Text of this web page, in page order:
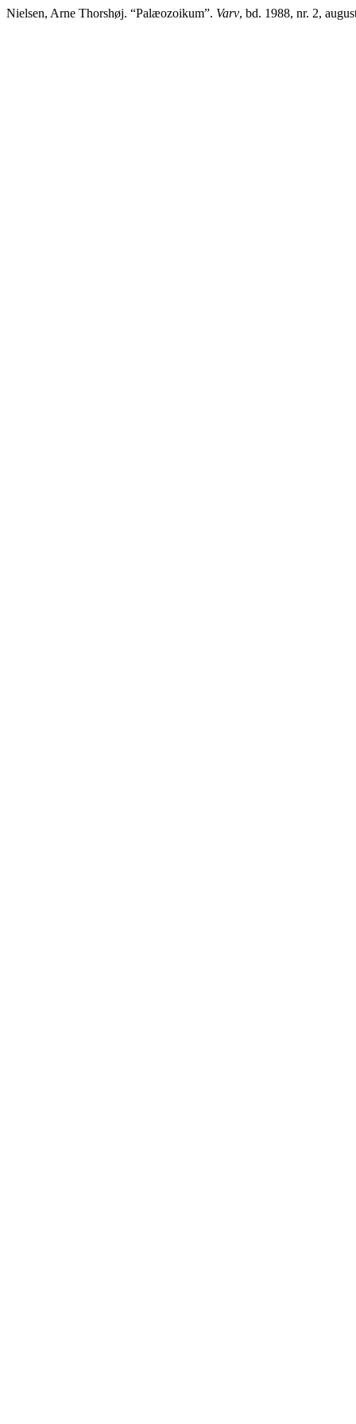
Nielsen, Arne Thorshøj. “Palæozoikum”. Varv, bd. 1988, nr. 2,